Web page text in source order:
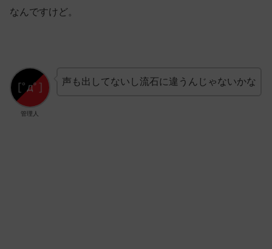
なんですけど。
管理人
声も出してないし流石に違うんじゃないかな